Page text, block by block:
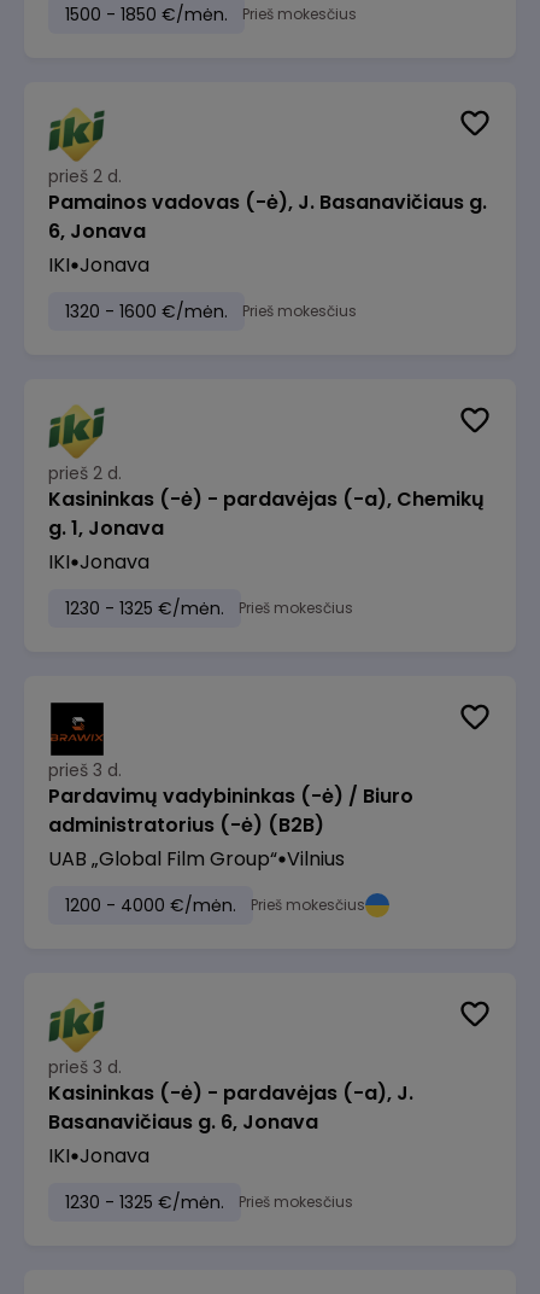
1500 - 1850 €/mėn. Prieš mokesčius
prieš 2 d.
Pamainos vadovas (-ė), J. Basanavičiaus g.
6, Jonava
IKI Jonava
1320 - 1600 €/mėn. Prieš mokesčius
prieš 2 d.
Kasininkas (-ė) - pardavėjas (-a), Chemikų
g. 1, Jonava
IKI Jonava
1230 - 1325 €/mėn. Prieš mokesčius
prieš 3 d.
Pardavimų vadybininkas (-ė) / Biuro
administratorius (-ė) (B2B)
UAB „Global Film Group“ Vilnius
1200 - 4000 €/mėn. Prieš mokesčius
prieš 3 d.
Kasininkas (-ė) - pardavėjas (-a), J.
Basanavičiaus g. 6, Jonava
IKI Jonava
1230 - 1325 €/mėn. Prieš mokesčius